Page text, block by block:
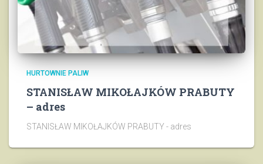
HURTOWNIE PALIW
STANISŁAW MIKOŁAJKÓW PRABUTY
– adres
STANISŁAW MIKOŁAJKÓW PRABUTY - adres